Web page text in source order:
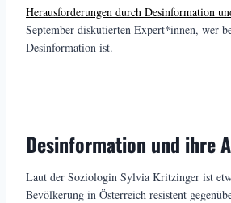
Herausforderungen durch Desinformation
September diskutierten Expert*innen, wer
Desinformation ist.
Desinformation und ihre
Laut der Soziologin Sylvia Kritzinger ist
Bevölkerung in Österreich resistent